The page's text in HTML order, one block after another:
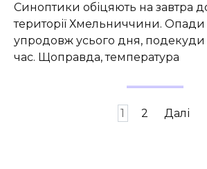
Синоптики обіцяють на завтра
території Хмельниччини.
упродовж усього дня, подекуди
час. Щоправда, температура
1 2 Далі